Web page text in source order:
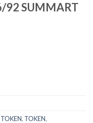
92 SUMMART
, TOKEN,